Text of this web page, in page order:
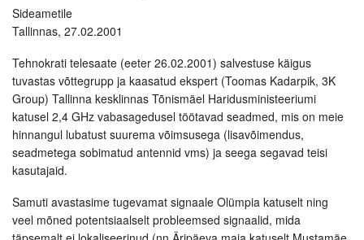
Sideametile
Tallinnas, 27.02.2001
Tehnokrati telesaate (eeter 26.02.2001) salvestuse käigus
tuvastas võttegrupp ja kaasatud ekspert (Toomas Kadarpik, 3K
Group) Tallinna kesklinnas Tõnismäel Haridusministeeriumi
katusel 2,4 GHz vabasagedusel töötavad seadmed, mis on meie
hinnangul lubatust suurema võimsusega (lisavõimendus,
seadmetega sobimatud antennid vms) ja seega segavad teisi
kasutajaid.
Samuti avastasime tugevamat signaale Olümpia katuselt ning
veel mõned potentsiaalselt probleemsed signaalid, mida